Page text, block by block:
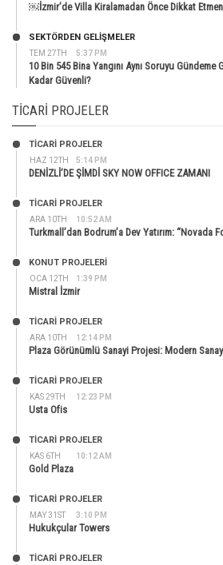
￼İzmir’de Villa Kiralamadan Önce Dikkat
TEM 27TH 5:37 PM
SEKTÖRDEN GELIŞMELER
10 Bin 545 Bina Yangını Aynı Soruyu Gündeme
Kadar Güvenli?
TICARI PROJELER
HAZ 12TH 5:14 PM
TİCARİ PROJELER
DENİZLİ’DE ŞİMDİ SKY NOW OFFICE ZAMANI
ARA 10TH 10:52 AM
TİCARİ PROJELER
Turkmall’dan Bodrum’a Dev Yatırım: “Novada
OCA 12TH 1:39 PM
KONUT PROJELERI
Mistral İzmir
ARA 10TH 12:14 PM
TİCARİ PROJELER
Plaza Görünümlü Sanayi Projesi: Modern
KAS 29TH 12:23 PM
TİCARİ PROJELER
Usta Ofis
KAS 6TH 10:12 AM
TİCARİ PROJELER
Gold Plaza
MAY 31ST 3:10 PM
TİCARİ PROJELER
Hukukçular Towers
TİCARİ PROJELER